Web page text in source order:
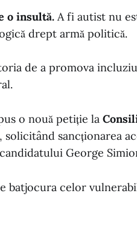
o insultă. A fi autist nu
drept armă politică.
de a promova
o nouă petiție la
, solicitând sancționarea
George
batjocura celor